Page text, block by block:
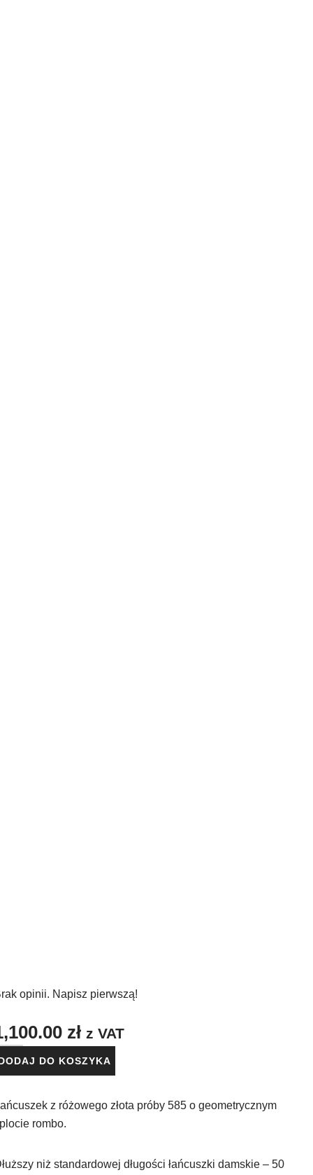
opinii. Napisz pierwszą!
zł z VAT
DO KOSZYKA
z różowego złota próby 585 o geometrycznym
rombo.
niż standardowej długości łańcuszki damskie – 50